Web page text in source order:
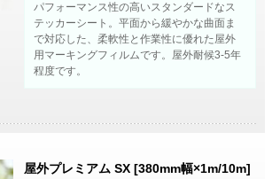
パフォーマンス性の高いスタンダードなス
テッカーシート。平面から緩やかな曲面ま
で対応した、柔軟性と作業性に優れた屋外
用マーキングフィルムです。屋外耐候3-5年
程度です。
屋外プレミアム SX [380mm幅×1m/10m]